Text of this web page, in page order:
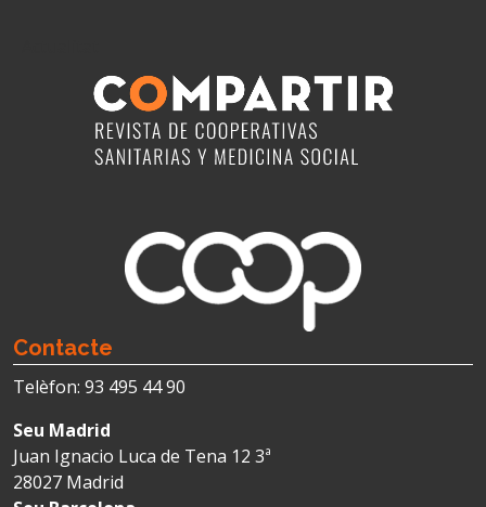
Contacte
Telèfon: 93 495 44 90
Seu Madrid
Juan Ignacio Luca de Tena 12 3ª
28027 Madrid